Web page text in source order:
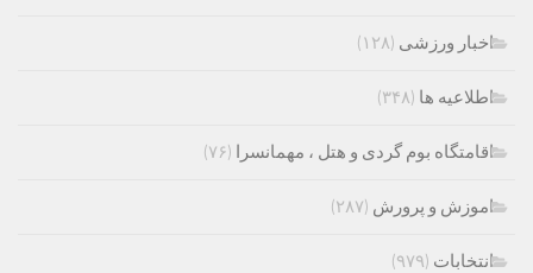
اخبار ورزشی (۱۲۸)
اطلاعیه ها (۳۴۸)
اقامتگاه بوم گردی و هتل ، مهمانسرا (۷۶)
اموزش و پرورش (۲۸۷)
انتخابات (۹۷۹)